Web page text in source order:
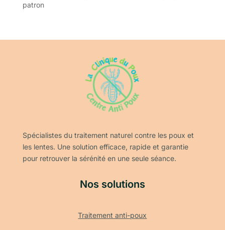
patron
Spécialistes du traitement naturel contre les poux et
les lentes. Une solution efficace, rapide et garantie
pour retrouver la sérénité en une seule séance.
Nos solutions
Traitement anti-poux